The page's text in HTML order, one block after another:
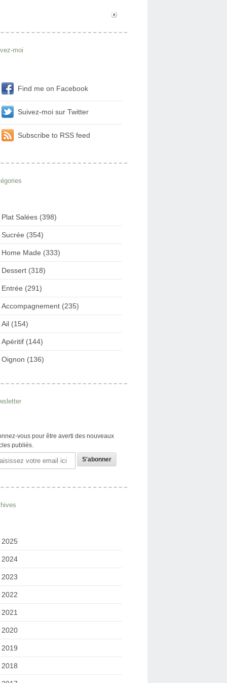
moi
Find me on Facebook
Suivez-moi sur Twitter
Subscribe to RSS feed
Plat Salées (398)
Sucrée (354)
Home Made (333)
Dessert (318)
Entrée (291)
Accompagnement (235)
Ail (154)
Apéritif (144)
Oignon (136)
vous pour être averti des nouveaux
publiés.
2025
2024
2023
2022
2021
2020
2019
2018